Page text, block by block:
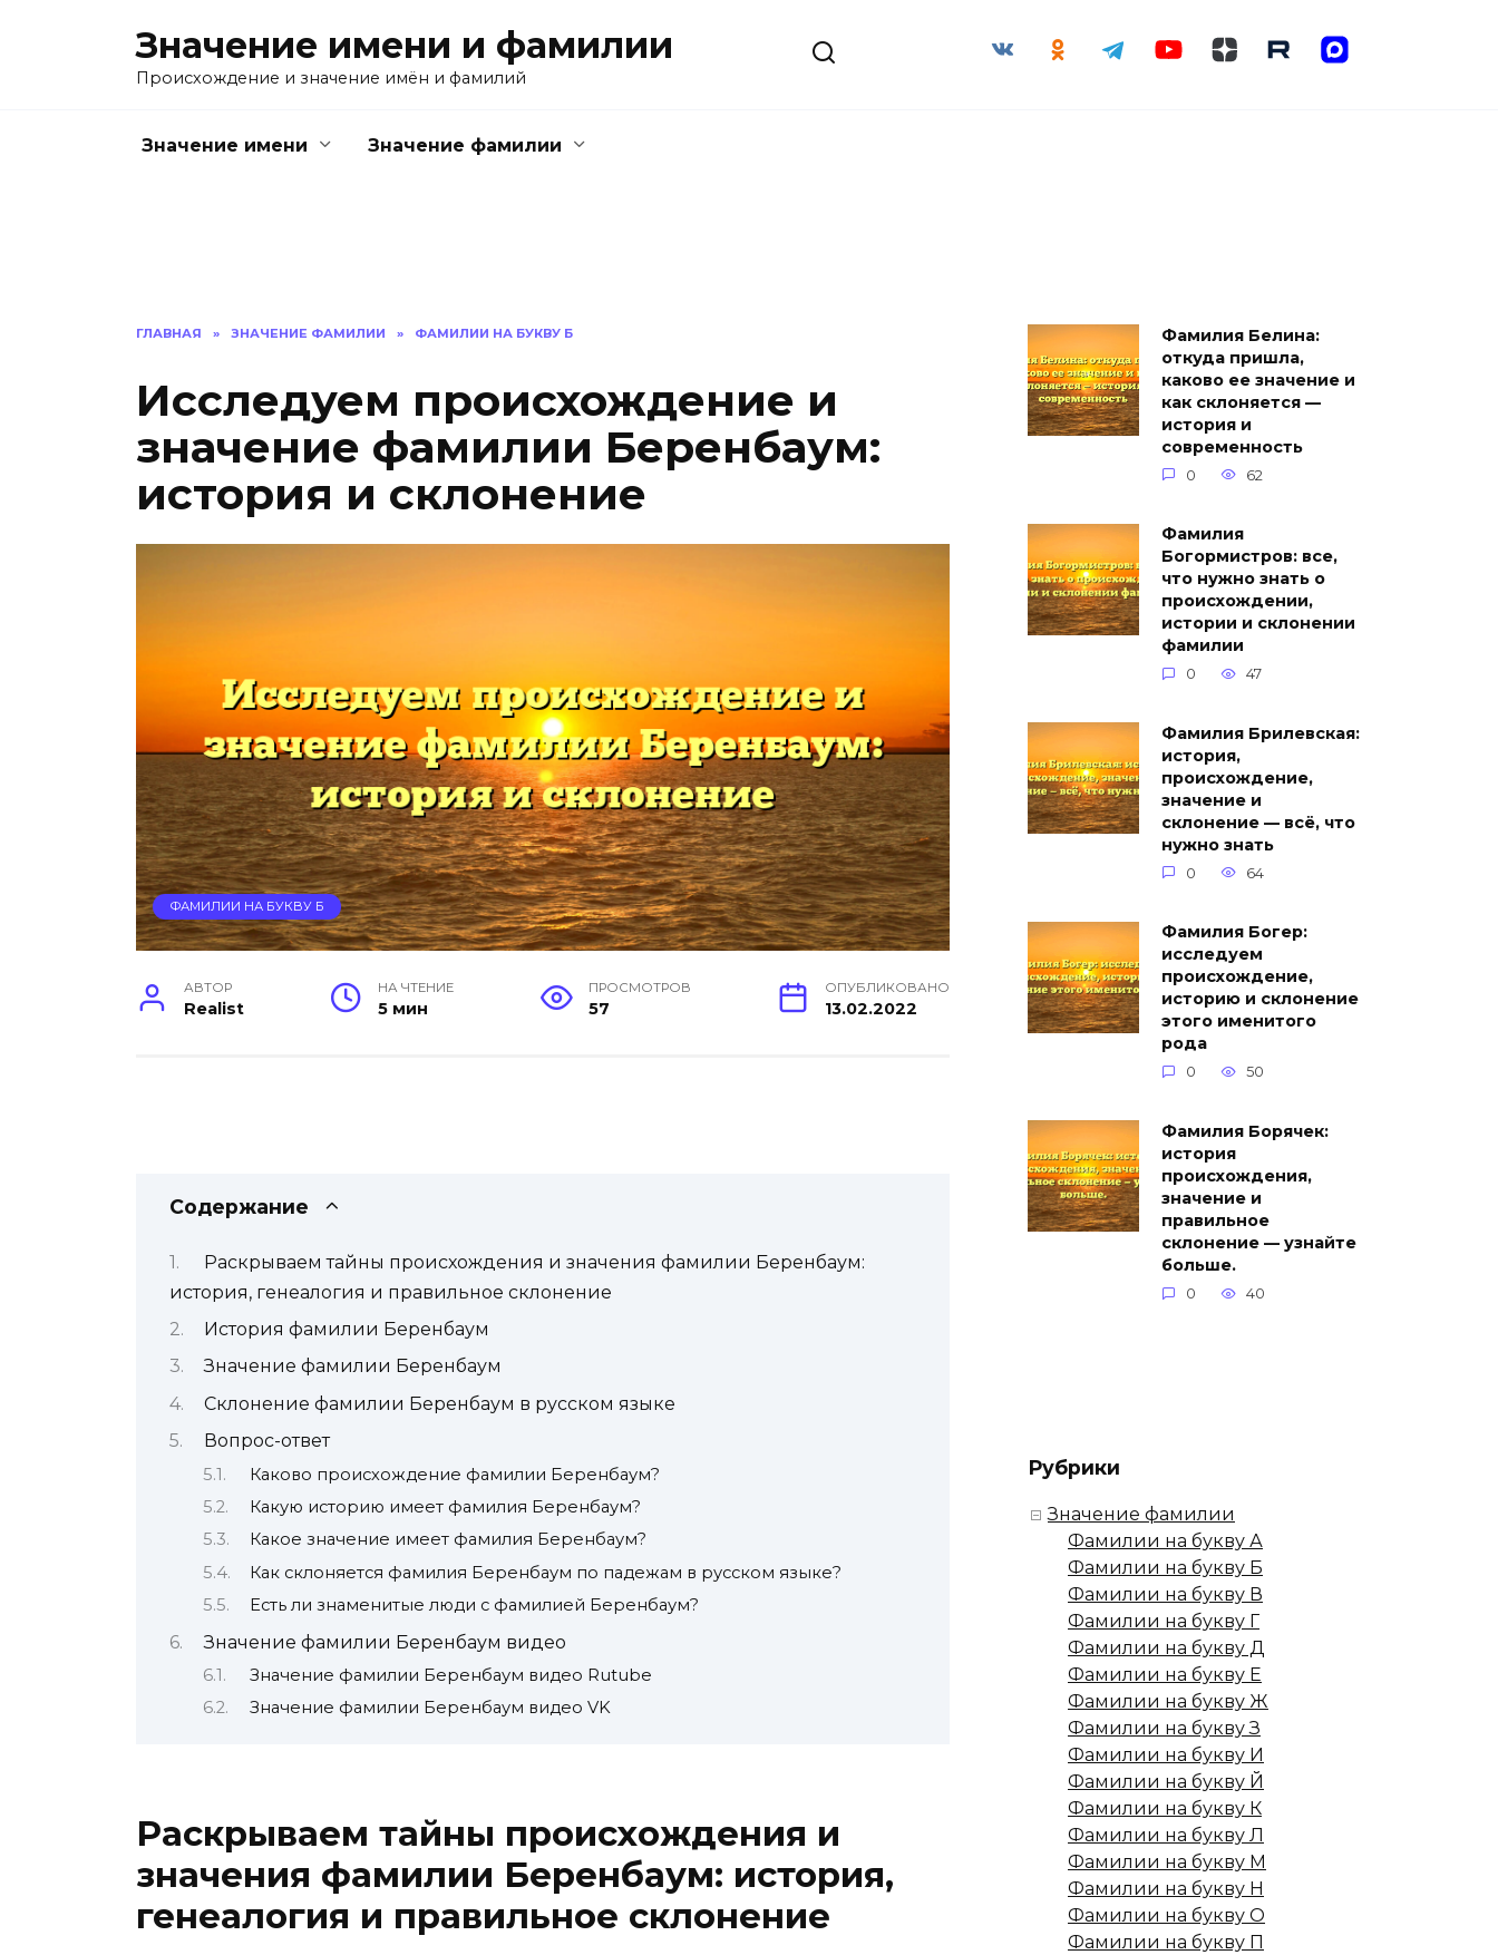
Значение имени и фамилии
Происхождение и значение имён и фамилий
Значение имени Значение фамилии
ГЛАВНАЯ » ЗНАЧЕНИЕ ФАМИЛИИ » ФАМИЛИИ НА БУКВУ Б
Исследуем происхождение и
значение фамилии Беренбаум:
история и склонение
ФАМИЛИИ НА БУКВУ Б
АВТОР
Realist
НА ЧТЕНИЕ
5 мин
ПРОСМОТРОВ
57
ОПУБЛИКОВАНО
13.02.2022
Содержание
Раскрываем тайны происхождения и значения фамилии Беренбаум:
история, генеалогия и правильное склонение
История фамилии Беренбаум
Значение фамилии Беренбаум
Склонение фамилии Беренбаум в русском языке
Вопрос-ответ
Каково происхождение фамилии Беренбаум?
Какую историю имеет фамилия Беренбаум?
Какое значение имеет фамилия Беренбаум?
Как склоняется фамилия Беренбаум по падежам в русском языке?
Есть ли знаменитые люди с фамилией Беренбаум?
Значение фамилии Беренбаум видео
Значение фамилии Беренбаум видео Rutube
Значение фамилии Беренбаум видео VK
Раскрываем тайны происхождения и
значения фамилии Беренбаум: история,
генеалогия и правильное склонение
Фамилия Белина:
откуда пришла,
каково ее значение и
как склоняется —
история и
современность
0 62
Фамилия
Богормистров: все,
что нужно знать о
происхождении,
истории и склонении
фамилии
0 47
Фамилия Брилевская:
история,
происхождение,
значение и
склонение — всё, что
нужно знать
0 64
Фамилия Богер:
исследуем
происхождение,
историю и склонение
этого именитого
рода
0 50
Фамилия Борячек:
история
происхождения,
значение и
правильное
склонение — узнайте
больше.
0 40
Рубрики
Значение фамилии
Фамилии на букву А
Фамилии на букву Б
Фамилии на букву В
Фамилии на букву Г
Фамилии на букву Д
Фамилии на букву Е
Фамилии на букву Ж
Фамилии на букву З
Фамилии на букву И
Фамилии на букву Й
Фамилии на букву К
Фамилии на букву Л
Фамилии на букву М
Фамилии на букву Н
Фамилии на букву О
Фамилии на букву П